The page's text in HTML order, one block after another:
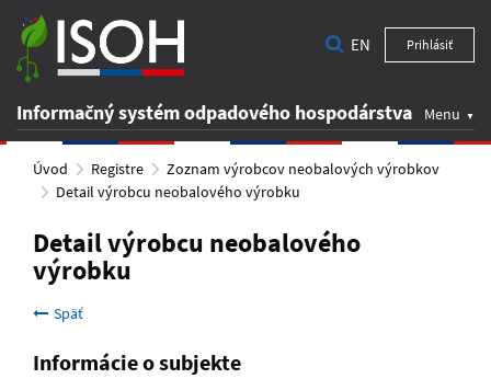
Informačný systém odpadového hospodárstva Menu
EN Prihlásiť
Úvod Registre
Zoznam výrobcov neobalových výrobkov
Detail výrobcu neobalového výrobku
Detail výrobcu neobalového
výrobku
Späť
Informácie o subjekte